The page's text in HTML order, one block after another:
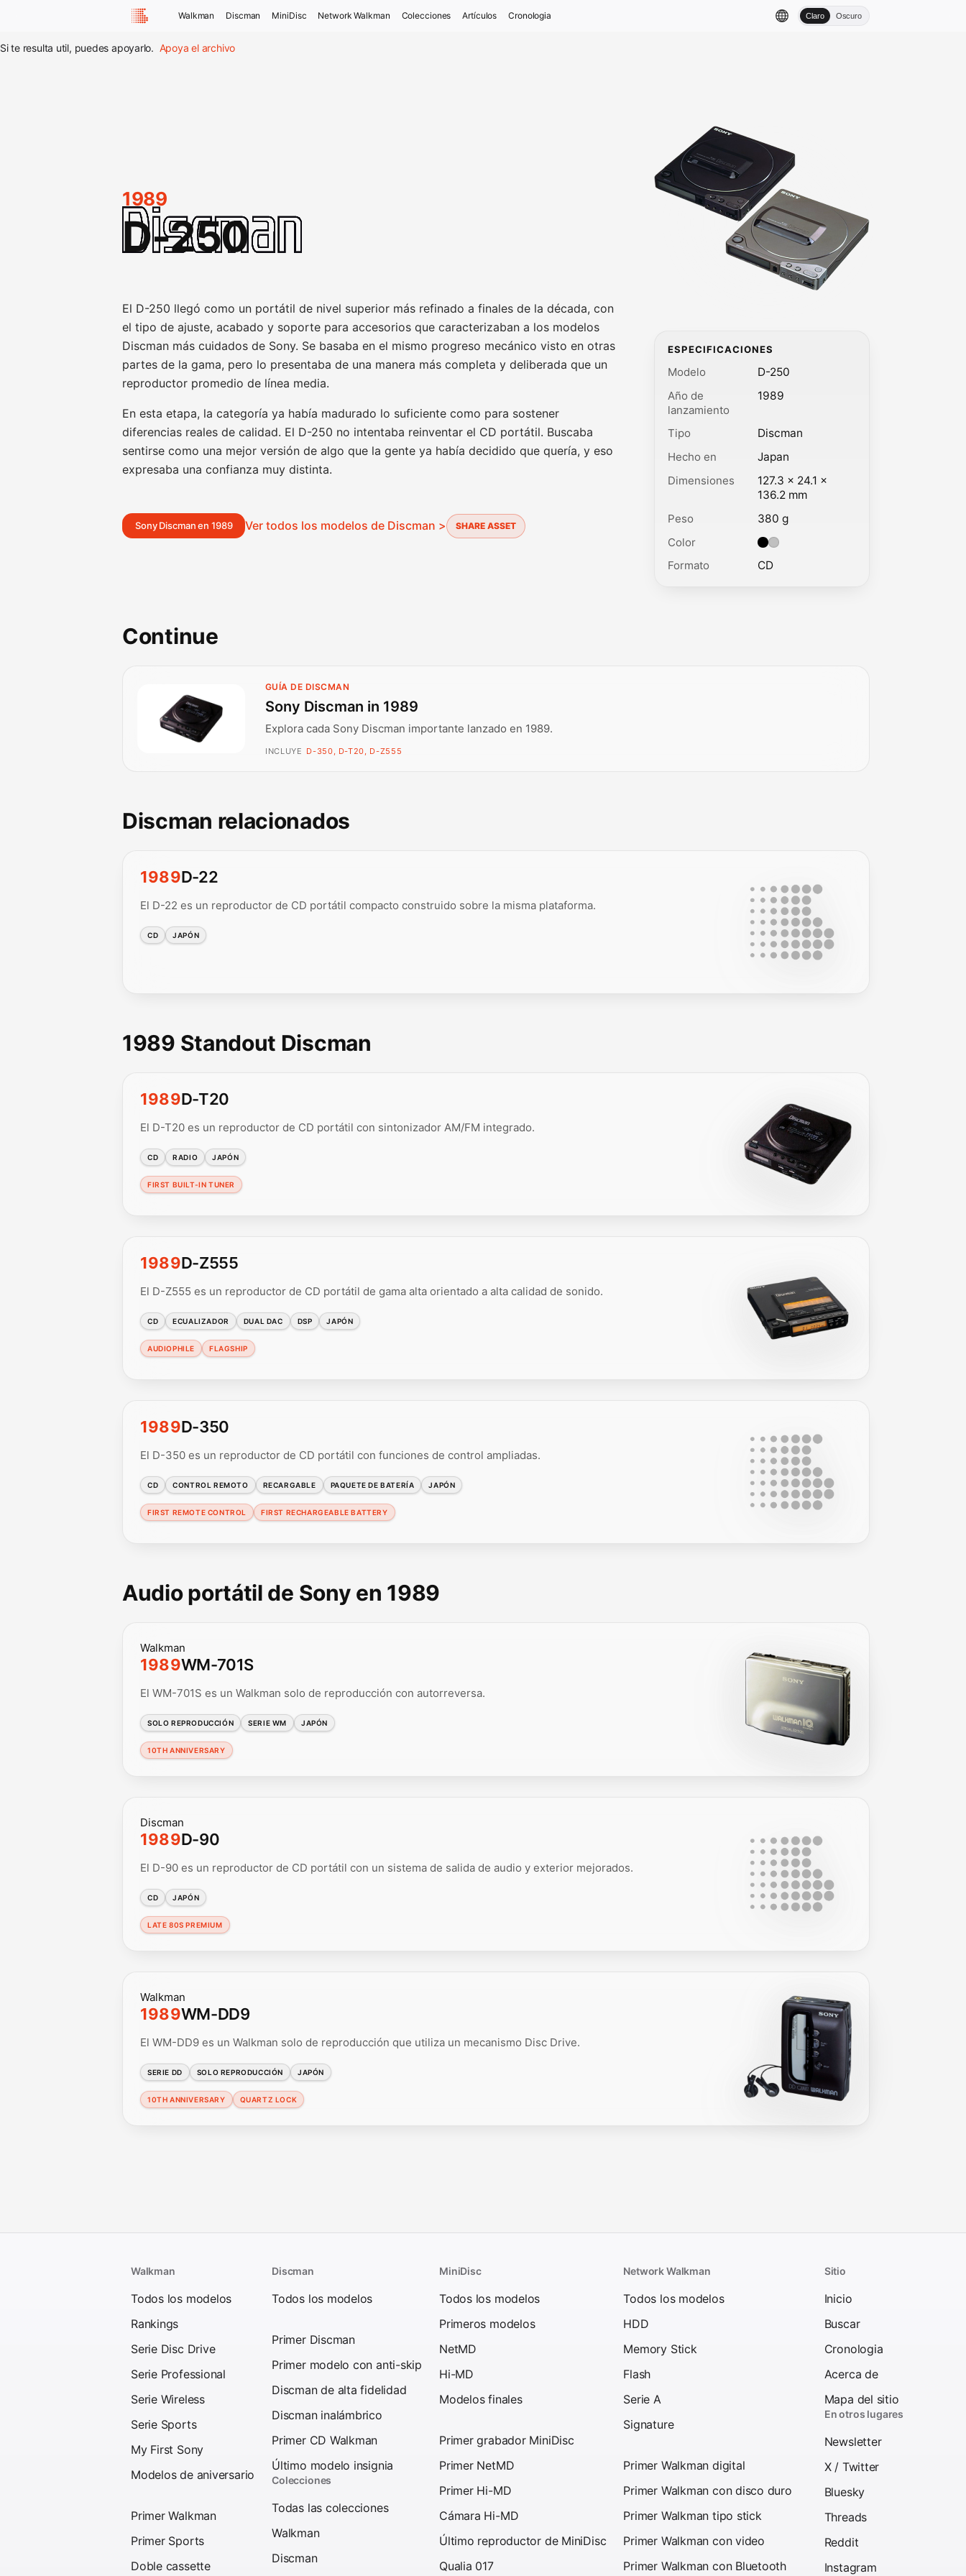
Walkman Discman MiniDisc Network Walkman Colecciones Artículos Cronologia Claro Oscuro
Si te resulta util, puedes apoyarlo. Apoya el archivo
1989
D-250
El D-250 llegó como un portátil de nivel superior más refinado a finales de la década, con
el tipo de ajuste, acabado y soporte para accesorios que caracterizaban a los modelos
Discman más cuidados de Sony. Se basaba en el mismo progreso mecánico visto en otras
partes de la gama, pero lo presentaba de una manera más completa y deliberada que un
reproductor promedio de línea media.
En esta etapa, la categoría ya había madurado lo suficiente como para sostener
diferencias reales de calidad. El D-250 no intentaba reinventar el CD portátil. Buscaba
sentirse como una mejor versión de algo que la gente ya había decidido que quería, y eso
expresaba una confianza muy distinta.
Sony Discman en 1989 Ver todos los modelos de Discman > SHARE ASSET
ESPECIFICACIONES
Modelo
D-250
Año de
lanzamiento
1989
Tipo
Discman
Hecho en
Japan
Dimensiones
127.3 × 24.1 ×
136.2 mm
Peso
380 g
Color
Color: Black, Silver.
Formato
CD
Continue
GUÍA DE DISCMAN
Sony Discman in 1989
Explora cada Sony Discman importante lanzado en 1989.
INCLUYE D-350, D-T20, D-Z555
Discman relacionados
1989D-22
El D-22 es un reproductor de CD portátil compacto construido sobre la misma plataforma.
CD JAPÓN
1989 Standout Discman
1989D-T20
El D-T20 es un reproductor de CD portátil con sintonizador AM/FM integrado.
CD RADIO JAPÓN
FIRST BUILT-IN TUNER
1989D-Z555
El D-Z555 es un reproductor de CD portátil de gama alta orientado a alta calidad de sonido.
CD ECUALIZADOR DUAL DAC DSP JAPÓN
AUDIOPHILE FLAGSHIP
1989D-350
El D-350 es un reproductor de CD portátil con funciones de control ampliadas.
CD CONTROL REMOTO RECARGABLE PAQUETE DE BATERÍA JAPÓN
FIRST REMOTE CONTROL FIRST RECHARGEABLE BATTERY
Audio portátil de Sony en 1989
Walkman
1989WM-701S
El WM-701S es un Walkman solo de reproducción con autorreversa.
SOLO REPRODUCCIÓN SERIE WM JAPÓN
10TH ANNIVERSARY
Discman
1989D-90
El D-90 es un reproductor de CD portátil con un sistema de salida de audio y exterior mejorados.
CD JAPÓN
LATE 80S PREMIUM
Walkman
1989WM-DD9
El WM-DD9 es un Walkman solo de reproducción que utiliza un mecanismo Disc Drive.
SERIE DD SOLO REPRODUCCIÓN JAPÓN
10TH ANNIVERSARY QUARTZ LOCK
Walkman
Todos los modelos
Rankings
Serie Disc Drive
Serie Professional
Serie Wireless
Serie Sports
My First Sony
Modelos de aniversario
Primer Walkman
Primer Sports
Doble cassette
Discman
Todos los modelos
Primer Discman
Primer modelo con anti-skip
Discman de alta fidelidad
Discman inalámbrico
Primer CD Walkman
Último modelo insignia
Colecciones
Todas las colecciones
Walkman
Discman
MiniDisc
Todos los modelos
Primeros modelos
NetMD
Hi-MD
Modelos finales
Primer grabador MiniDisc
Primer NetMD
Primer Hi-MD
Cámara Hi-MD
Último reproductor de MiniDisc
Qualia 017
Network Walkman
Todos los modelos
HDD
Memory Stick
Flash
Serie A
Signature
Primer Walkman digital
Primer Walkman con disco duro
Primer Walkman tipo stick
Primer Walkman con video
Primer Walkman con Bluetooth
Sitio
Inicio
Buscar
Cronologia
Acerca de
Mapa del sitio
En otros lugares
Newsletter
X / Twitter
Bluesky
Threads
Reddit
Instagram